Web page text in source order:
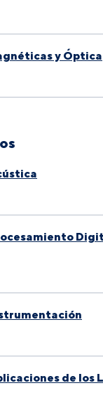
y Óptica
de los